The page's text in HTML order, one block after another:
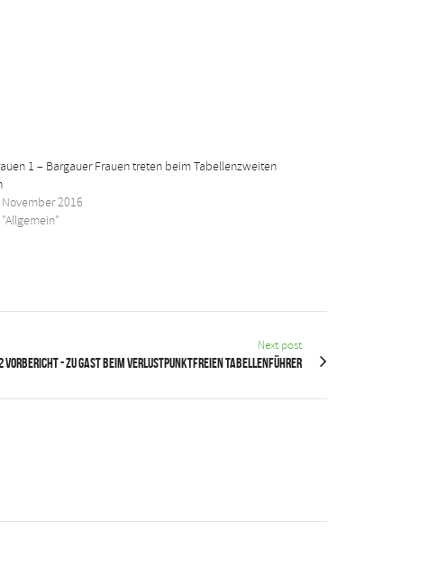
1 – Bargauer Frauen treten beim Tabellenzweiten
November 2016
"Allgemein"
Next post
Vorbericht - Zu Gast beim verlustpunktfreien Tabellenführer